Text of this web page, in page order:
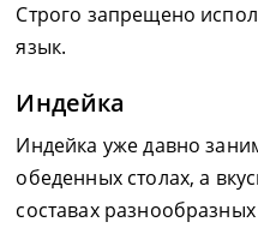
Строго запрещено
язык.
Индейка
Индейка уже давно
обеденных столах, а
составах